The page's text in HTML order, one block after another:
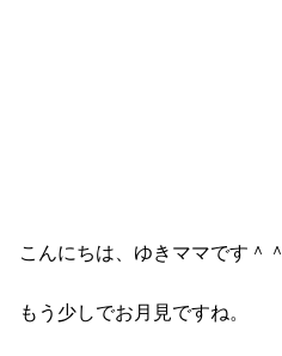
こんにちは、ゆきママです＾＾
もう少しでお月見ですね。